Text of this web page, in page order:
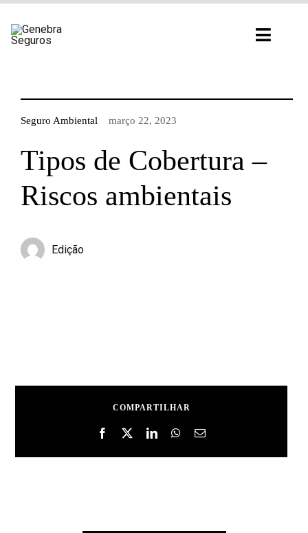
para
Seguro Ambiental março 22, 2023
Tipos de Cobertura –
Riscos ambientais
Edição
COMPARTILHAR